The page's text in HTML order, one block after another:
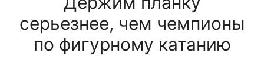
серьезнее, чем чемпионы
по фигурному катанию